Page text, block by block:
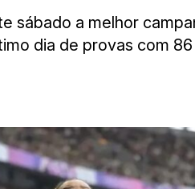
sábado a melhor
dia de provas com